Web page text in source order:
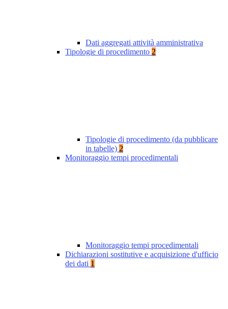
Dati aggregati attività amministrativa
Tipologie di procedimento 2
Tipologie di procedimento (da pubblicare
in tabelle) 2
Monitoraggio tempi procedimentali
Monitoraggio tempi procedimentali
Dichiarazioni sostitutive e acquisizione d'ufficio
dei dati 1